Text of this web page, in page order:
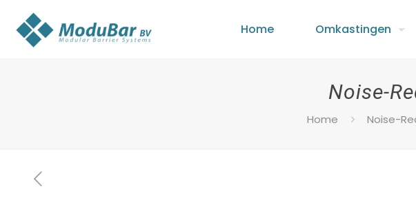
Home Omkastingen
Noise-
Home Noise-